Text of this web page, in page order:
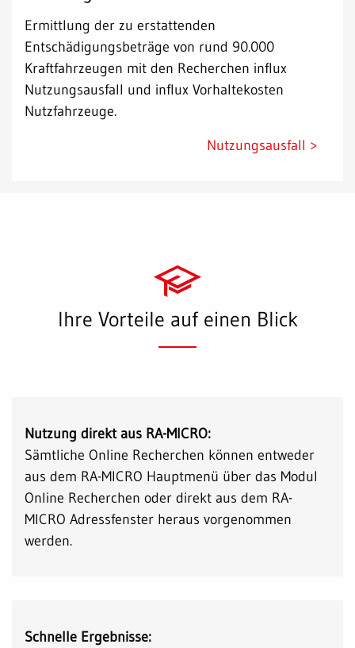
Ermittlung der zu erstattenden
Entschädigungsbeträge von rund 90.000
Kraftfahrzeugen mit den Recherchen influx
Nutzungsausfall und influx Vorhaltekosten
Nutzfahrzeuge.
Nutzungsausfall >
Ihre Vorteile auf einen Blick
Nutzung direkt aus RA-MICRO:
Sämtliche Online Recherchen können entweder
aus dem RA-MICRO Hauptmenü über das Modul
Online Recherchen oder direkt aus dem RA-
MICRO Adressfenster heraus vorgenommen
werden.
Schnelle Ergebnisse: